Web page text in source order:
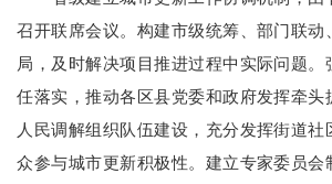
召开联席会议。构建市级统筹、部门联动
局，及时解决项目推进过程中实际问题
任落实，推动各区县党委和政府发挥牵头
人民调解组织队伍建设，充分发挥街道
众参与城市更新积极性。建立专家委员会